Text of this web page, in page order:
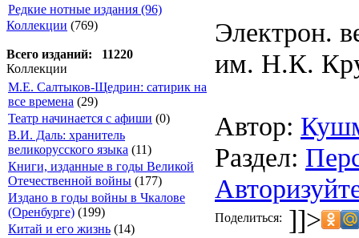
Редкие нотные издания (96)
Коллекции (769)
Всего изданий: 11220
Коллекции
М.Е. Салтыков-Щедрин: сатирик на
все времена (29)
Театр начинается с афиши (0)
В.И. Даль: хранитель
великорусского языка (11)
Книги, изданные в годы Великой
Отечественной войны (177)
Издано в годы войны в Чкалове
(Оренбурге) (199)
Китай и его жизнь (14)
Электрон.
им. Н.К.
Автор:
Раздел:
Поделиться: ]]>